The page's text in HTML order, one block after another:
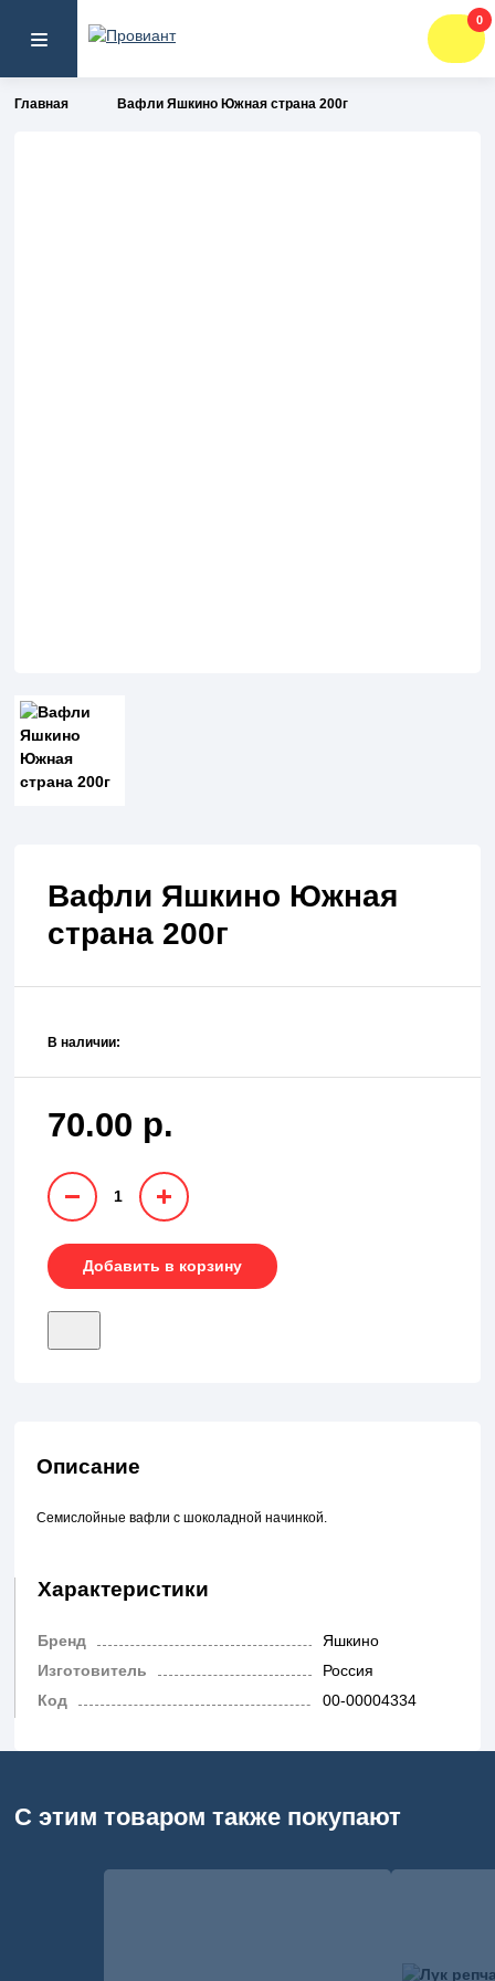
0
Главная Вафли Яшкино Южная страна 200г
Вафли Яшкино Южная
страна 200г
В наличии:
70.00 р.
1
Добавить в корзину
Описание
Семислойные вафли с шоколадной начинкой.
Характеристики
Бренд
Яшкино
Изготовитель
Россия
Код
00-00004334
С этим товаром также покупают